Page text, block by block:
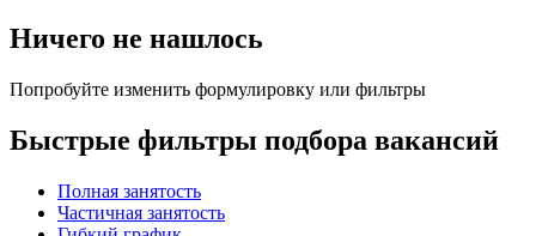
Ничего не нашлось
Попробуйте изменить формулировку или фильтры
Быстрые фильтры подбора вакансий
Полная занятость
Частичная занятость